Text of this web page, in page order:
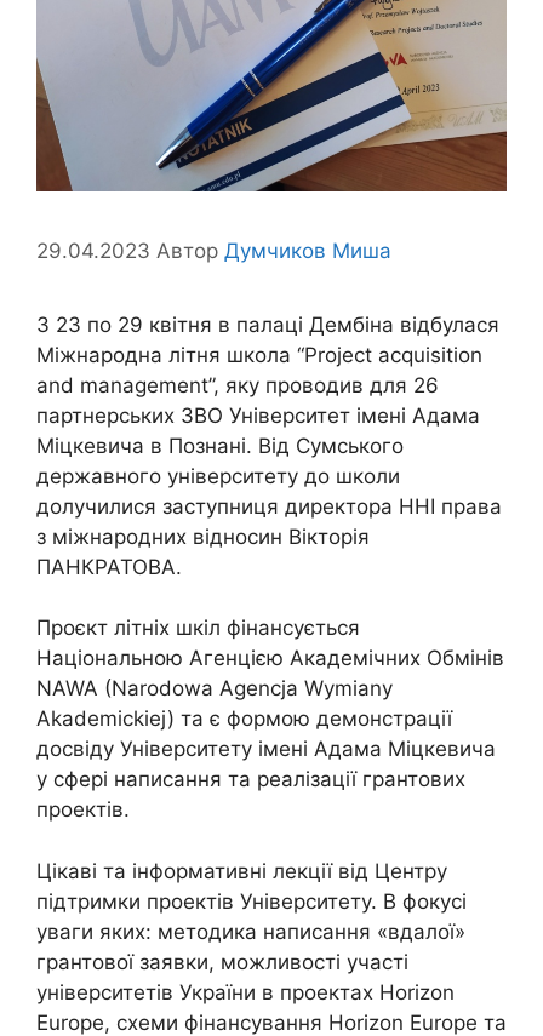
29.04.2023 Автор Думчиков Миша
З 23 по 29 квітня в палаці Дембіна відбулася
Міжнародна літня школа “Project acquisition
and management”, яку проводив для 26
партнерських ЗВО Університет імені Адама
Міцкевича в Познані. Від Сумського
державного університету до школи
долучилися заступниця директора ННІ права
з міжнародних відносин Вікторія
ПАНКРАТОВА.
Проєкт літніх шкіл фінансується
Національною Агенцією Академічних Обмінів
NAWA (Narodowa Agencja Wymiany
Akademickiej) та є формою демонстрації
досвіду Університету імені Адама Міцкевича
у сфері написання та реалізації грантових
проектів.
Цікаві та інформативні лекції від Центру
підтримки проектів Університету. В фокусі
уваги яких: методика написання «вдалої»
грантової заявки, можливості участі
університетів України в проектах Horizon
Europe, схеми фінансування Horizon Europe та